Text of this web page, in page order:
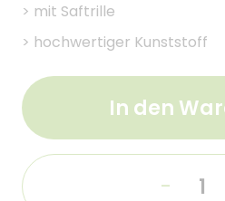
> mit Saftrille
> hochwertiger Kunststoff
In den
-